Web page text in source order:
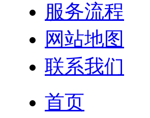
服务流程
网站地图
联系我们
首页